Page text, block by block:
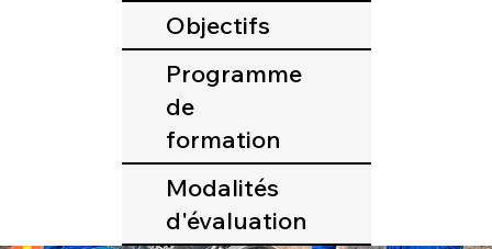
Objectifs
Programme
de
formation
Modalités
d'évaluation